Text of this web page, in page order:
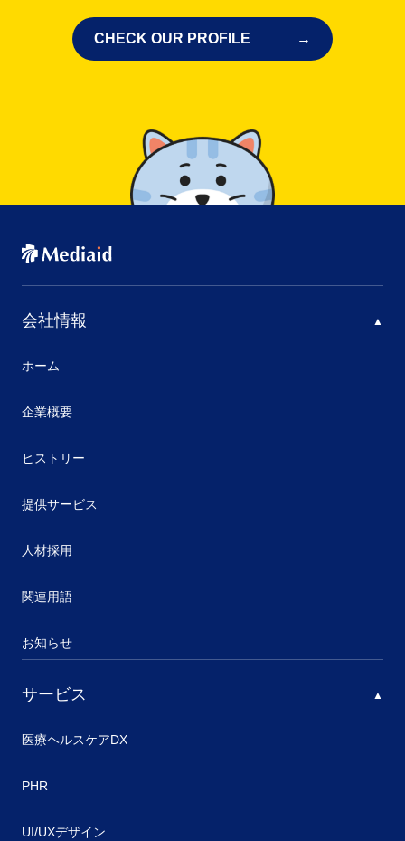
CHECK OUR PROFILE
会社情報
ホーム
企業概要
ヒストリー
提供サービス
人材採用
関連用語
お知らせ
サービス
医療ヘルスケアDX
PHR
UI/UXデザイン